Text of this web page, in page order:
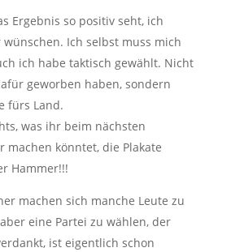
Ergebnis so positiv seht, ich
Ich selbst muss mich
ich habe taktisch gewählt. Nicht
geworben haben, sondern
fürs Land.
was ihr beim nächsten
machen könntet, die Plakate
Hammer!!!
machen sich manche Leute zu
eine Partei zu wählen, der
ist eigentlich schon